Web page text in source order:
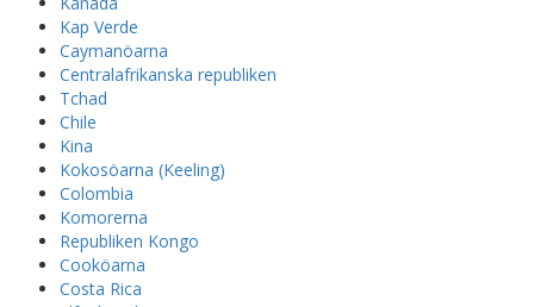
Kap Verde
Caymanöarna
Centralafrikanska republiken
Tchad
Chile
Kina
Kokosöarna (Keeling)
Colombia
Komorerna
Republiken Kongo
Cooköarna
Costa Rica